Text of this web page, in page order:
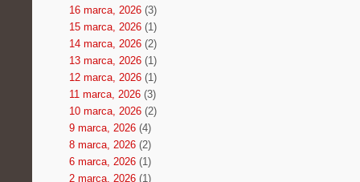
16 marca, 2026(3)
15 marca, 2026(1)
14 marca, 2026(2)
13 marca, 2026(1)
12 marca, 2026(1)
11 marca, 2026(3)
10 marca, 2026(2)
9 marca, 2026(4)
8 marca, 2026(2)
6 marca, 2026(1)
2 marca, 2026(1)